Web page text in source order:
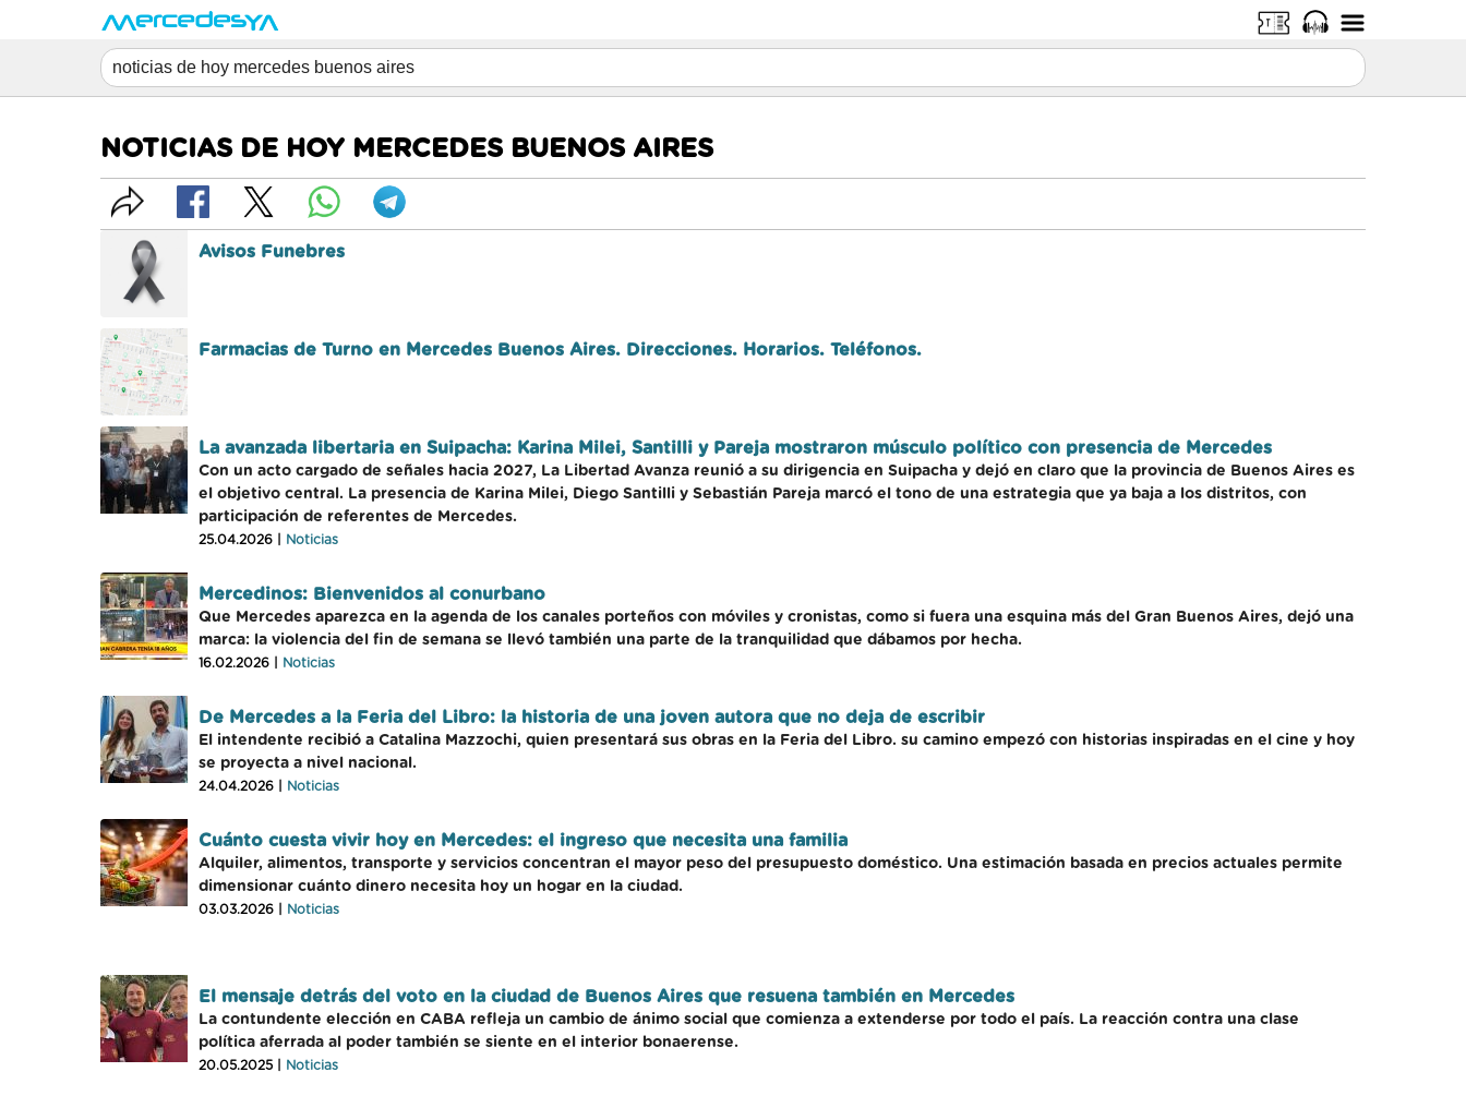
NOTICIAS DE HOY MERCEDES BUENOS AIRES
Avisos Funebres
Farmacias de Turno en Mercedes Buenos Aires. Direcciones. Horarios. Teléfonos.
La avanzada libertaria en Suipacha: Karina Milei, Santilli y Pareja mostraron músculo político con presencia de Mercedes
Con un acto cargado de señales hacia 2027, La Libertad Avanza reunió a su dirigencia en Suipacha y dejó en claro que la provincia de Buenos Aires es
el objetivo central. La presencia de Karina Milei, Diego Santilli y Sebastián Pareja marcó el tono de una estrategia que ya baja a los distritos, con
participación de referentes de Mercedes.
25.04.2026 | Noticias
Mercedinos: Bienvenidos al conurbano
Que Mercedes aparezca en la agenda de los canales porteños con móviles y cronistas, como si fuera una esquina más del Gran Buenos Aires, dejó una
marca: la violencia del fin de semana se llevó también una parte de la tranquilidad que dábamos por hecha.
16.02.2026 | Noticias
De Mercedes a la Feria del Libro: la historia de una joven autora que no deja de escribir
El intendente recibió a Catalina Mazzochi, quien presentará sus obras en la Feria del Libro. su camino empezó con historias inspiradas en el cine y hoy
se proyecta a nivel nacional.
24.04.2026 | Noticias
Cuánto cuesta vivir hoy en Mercedes: el ingreso que necesita una familia
Alquiler, alimentos, transporte y servicios concentran el mayor peso del presupuesto doméstico. Una estimación basada en precios actuales permite
dimensionar cuánto dinero necesita hoy un hogar en la ciudad.
03.03.2026 | Noticias
El mensaje detrás del voto en la ciudad de Buenos Aires que resuena también en Mercedes
La contundente elección en CABA refleja un cambio de ánimo social que comienza a extenderse por todo el país. La reacción contra una clase
política aferrada al poder también se siente en el interior bonaerense.
20.05.2025 | Noticias